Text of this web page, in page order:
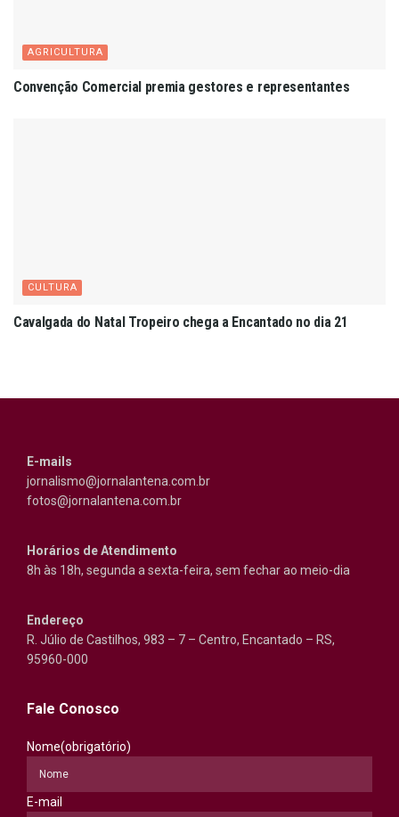
AGRICULTURA
Convenção Comercial premia gestores e representantes
CULTURA
Cavalgada do Natal Tropeiro chega a Encantado no dia 21
E-mails
jornalismo@jornalantena.com.br
fotos@jornalantena.com.br
Horários de Atendimento
8h às 18h, segunda a sexta-feira, sem fechar ao meio-dia
Endereço
R. Júlio de Castilhos, 983 – 7 – Centro, Encantado – RS,
95960-000
Fale Conosco
Nome(obrigatório)
E-mail